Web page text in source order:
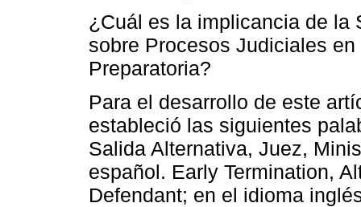
¿Cuál es la implicancia de la
sobre Procesos Judiciales
Preparatoria?
Para el desarrollo de este
estableció las siguientes
Salida Alternativa, Juez,
español. Early Termination,
Defendant; en el idioma